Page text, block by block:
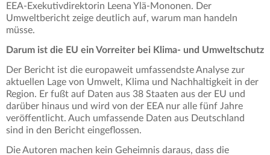
EEA-Exekutivdirektorin Leena Ylä-Mononen. Der
Umweltbericht zeige deutlich auf, warum man handeln
müsse.
Darum ist die EU ein Vorreiter bei Klima- und Umweltschutz
Der Bericht ist die europaweit umfassendste Analyse zur
aktuellen Lage von Umwelt, Klima und Nachhaltigkeit in der
Region. Er fußt auf Daten aus 38 Staaten aus der EU und
darüber hinaus und wird von der EEA nur alle fünf Jahre
veröffentlicht. Auch umfassende Daten aus Deutschland
sind in den Bericht eingeflossen.
Die Autoren machen kein Geheimnis daraus, dass die